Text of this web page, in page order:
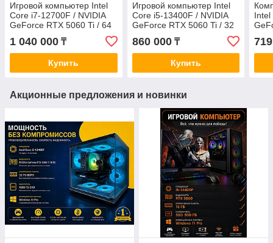
Игровой компьютер Intel
Core i7-12700F / NVIDIA
GeForce RTX 5060 Ti / 64
Гб / 2000 Гб SSD 1000 Гб /
Win 10
1 040 000 ₸
Купить
Игровой компьютер Intel
Core i5-13400F / NVIDIA
GeForce RTX 5060 Ti / 32
Гб / 2000 Гб HDD+SSD
1000 Гб / Win 10
860 000₸
Купить
Intel
Гб /
Акционные предложения и новинки